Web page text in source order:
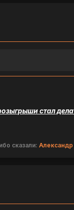
стал
сказали: Александр